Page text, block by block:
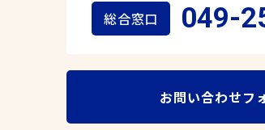
総合窓口 049-
お問い合わせフ